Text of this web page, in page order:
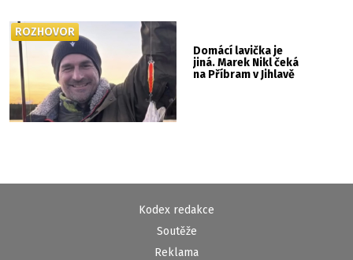
Domácí lavička je
jiná. Marek Nikl čeká
na Příbram v Jihlavě
ROZHOVOR
Kodex redakce
Soutěže
Reklama